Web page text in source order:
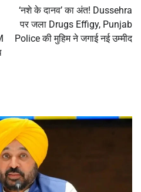
‘नशे के दानव’ का अंत! Dussehra
पर जला Drugs Effigy, Punjab
Police की मुहिम ने जगाई नई उम्मीद